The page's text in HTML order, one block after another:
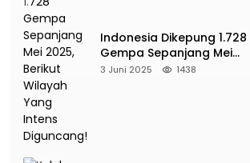
Indonesia Dikepung 1.728
Gempa Sepanjang Mei
2025, Berikut Wilayah Yang
3 Juni 2025 1438